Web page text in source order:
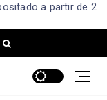
a partir de 2